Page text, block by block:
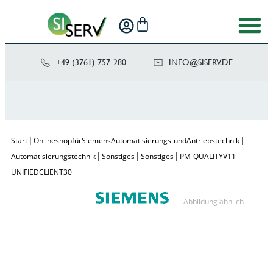
+49 (3761) 757-280 ED.VRE
SIS@OF
NI
Start | Onlineshop für Siemens Automatisierungs- und Antriebstechnik |
Automatisierungstechnik | Sonstiges | Sonstiges | PM-QUALITY V11
UNIFIED CLIENT 30
Abbildung ähnlich